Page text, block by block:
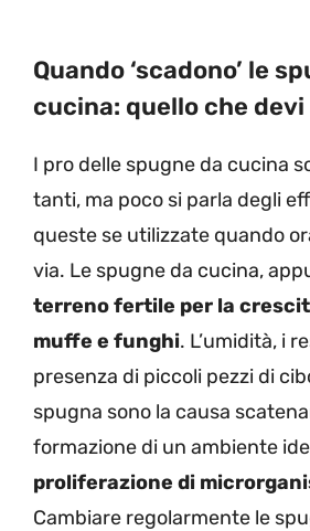
Quando ‘scadono’ le
cucina: quello che
I pro delle spugne da cucina
tanti, ma poco si parla degli
queste se utilizzate quando
via. Le spugne da cucina,
terreno fertile per la
muffe e funghi. L’umidità, i
presenza di piccoli pezzi di
spugna sono la causa
formazione di un ambiente
proliferazione di
Cambiare regolarmente le